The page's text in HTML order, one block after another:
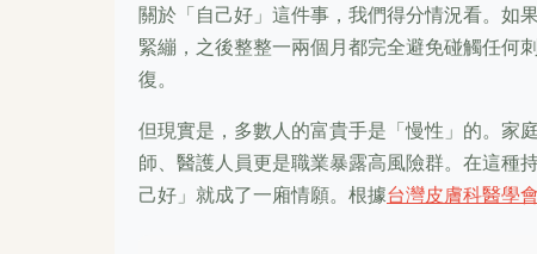
關於「自己好」這件事，我們得分情況看。如
緊繃，之後整整一兩個月都完全避免碰觸任何
復。
但現實是，多數人的富貴手是「慢性」的。家
師、醫護人員更是職業暴露高風險群。在這種
己好」就成了一廂情願。根據台灣皮膚科醫學會